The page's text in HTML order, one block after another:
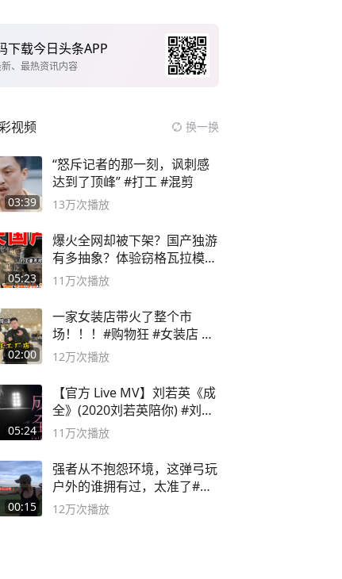
下载今日头条APP
、最热资讯内容
视频 换一换
03:39
“怒斥记者的那一刻，讽刺感
达到了顶峰” #打工 #混剪
13万次播放
05:23
爆火全网却被下架？国产独游
有多抽象？体验窃格瓦拉模拟
器！
11万次播放
02:00
一家女装店带火了整个市
场！！！#购物狂 #女装店 #
高品质女装
12万次播放
05:24
【官方 Live MV】刘若英《成
全》(2020刘若英陪你) #刘若
英 #成全
11万次播放
00:15
强者从不抱怨环境，这弹弓玩
户外的谁拥有过，太准了#弹
弓#户外
12万次播放